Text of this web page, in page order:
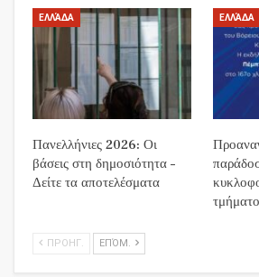
ΕΛΛΆΔΑ
Πανελλήνιες 2026: Οι
βάσεις στη δημοσιότητα –
Δείτε τα αποτελέσματα
ΕΛΛΆΔΑ
ΠΡΟΗΓ. ΕΠΌΜ.